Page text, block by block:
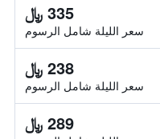
335 ﷼
سعر الليلة شامل الرسوم
238 ﷼
سعر الليلة شامل الرسوم
289 ﷼